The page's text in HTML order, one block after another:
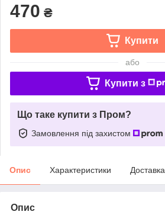
470 ₴
Купити
або
Купити з
Що таке купити з Пром?
Замовлення під захистом
Опис Характеристики Доставка
Опис